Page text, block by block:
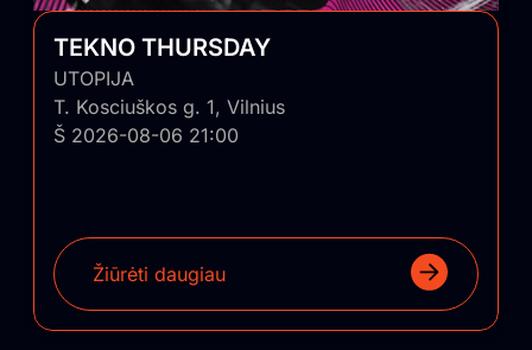
TEKNO THURSDAY
UTOPIJA
T. Kosciuškos g. 1, Vilnius
Š 2026-08-06 21:00
Žiūrėti daugiau